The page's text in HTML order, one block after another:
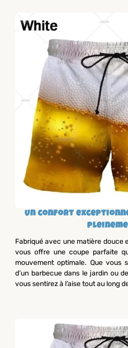
Un confort
Fabriqué avec une matière douce
vous offre une coupe parfaite
mouvement optimale. Que vous
d’un barbecue dans le jardin ou
vous sentirez à l’aise tout au long